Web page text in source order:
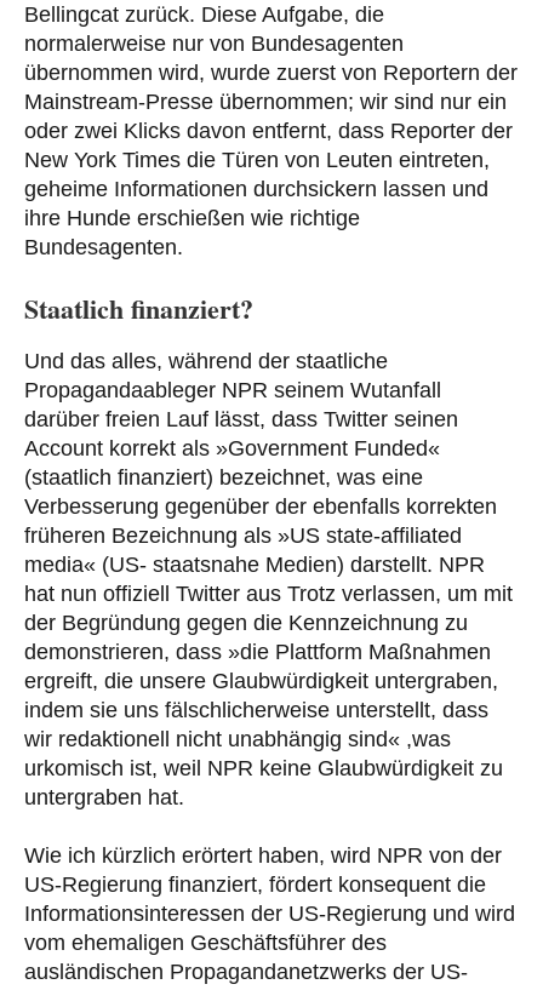
Bellingcat zurück. Diese Aufgabe, die
normalerweise nur von Bundesagenten
übernommen wird, wurde zuerst von Reportern der
Mainstream-Presse übernommen; wir sind nur ein
oder zwei Klicks davon entfernt, dass Reporter der
New York Times die Türen von Leuten eintreten,
geheime Informationen durchsickern lassen und
ihre Hunde erschießen wie richtige
Bundesagenten.
Staatlich finanziert?
Und das alles, während der staatliche
Propagandaableger NPR seinem Wutanfall
darüber freien Lauf lässt, dass Twitter seinen
Account korrekt als »Government Funded«
(staatlich finanziert) bezeichnet, was eine
Verbesserung gegenüber der ebenfalls korrekten
früheren Bezeichnung als »US state-affiliated
media« (US- staatsnahe Medien) darstellt. NPR
hat nun offiziell Twitter aus Trotz verlassen, um mit
der Begründung gegen die Kennzeichnung zu
demonstrieren, dass »die Plattform Maßnahmen
ergreift, die unsere Glaubwürdigkeit untergraben,
indem sie uns fälschlicherweise unterstellt, dass
wir redaktionell nicht unabhängig sind« ,was
urkomisch ist, weil NPR keine Glaubwürdigkeit zu
untergraben hat.
Wie ich kürzlich erörtert haben, wird NPR von der
US-Regierung finanziert, fördert konsequent die
Informationsinteressen der US-Regierung und wird
vom ehemaligen Geschäftsführer des
ausländischen Propagandanetzwerks der US-